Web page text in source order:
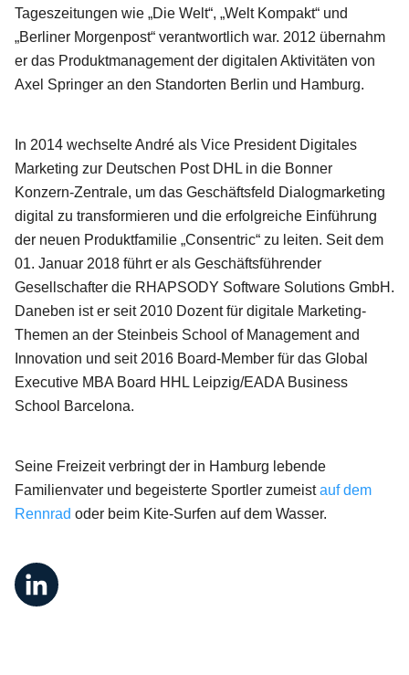
Tageszeitungen wie „Die Welt“, „Welt Kompakt“ und
„Berliner Morgenpost“ verantwortlich war. 2012 übernahm
er das Produktmanagement der digitalen Aktivitäten von
Axel Springer an den Standorten Berlin und Hamburg.
In 2014 wechselte André als Vice President Digitales
Marketing zur Deutschen Post DHL in die Bonner
Konzern-Zentrale, um das Geschäftsfeld Dialogmarketing
digital zu transformieren und die erfolgreiche Einführung
der neuen Produktfamilie „Consentric“ zu leiten. Seit dem
01. Januar 2018 führt er als Geschäftsführender
Gesellschafter die RHAPSODY Software Solutions GmbH.
Daneben ist er seit 2010 Dozent für digitale Marketing-
Themen an der Steinbeis School of Management and
Innovation und seit 2016 Board-Member für das Global
Executive MBA Board HHL Leipzig/EADA Business
School Barcelona.
Seine Freizeit verbringt der in Hamburg lebende
Familienvater und begeisterte Sportler zumeistauf dem
Rennrad oder beim Kite-Surfen auf dem Wasser.
Liste von sozialen Netzwerken